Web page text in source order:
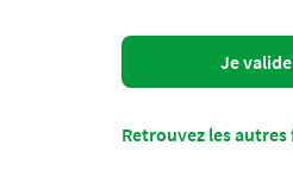
Je
Retrouvez les